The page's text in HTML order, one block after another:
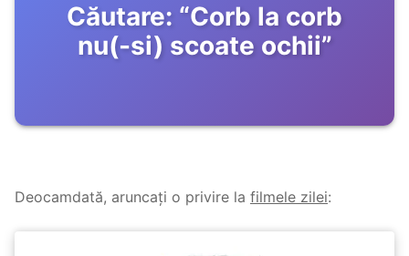
Căutare: “Corb la corb
nu(-si) scoate ochii”
Deocamdată, aruncați o privire la filmele zilei: